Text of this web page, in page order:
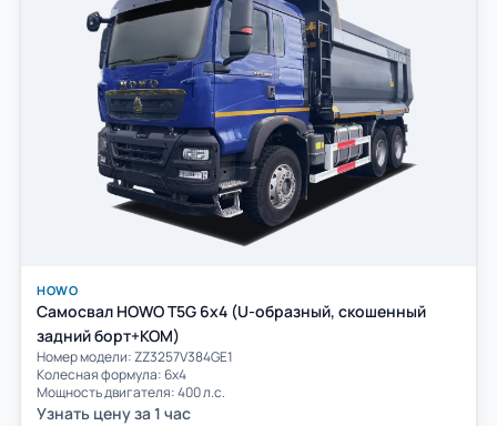
HOWO
Самосвал HOWO T5G 6x4 (U-образный, скошенный
задний борт+КОМ)
Номер модели: ZZ3257V384GE1
Колесная формула: 6х4
Мощность двигателя: 400 л.с.
Узнать цену за 1 час